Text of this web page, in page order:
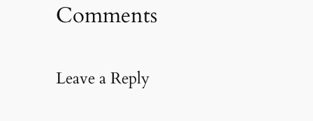
Comments
Leave a Reply